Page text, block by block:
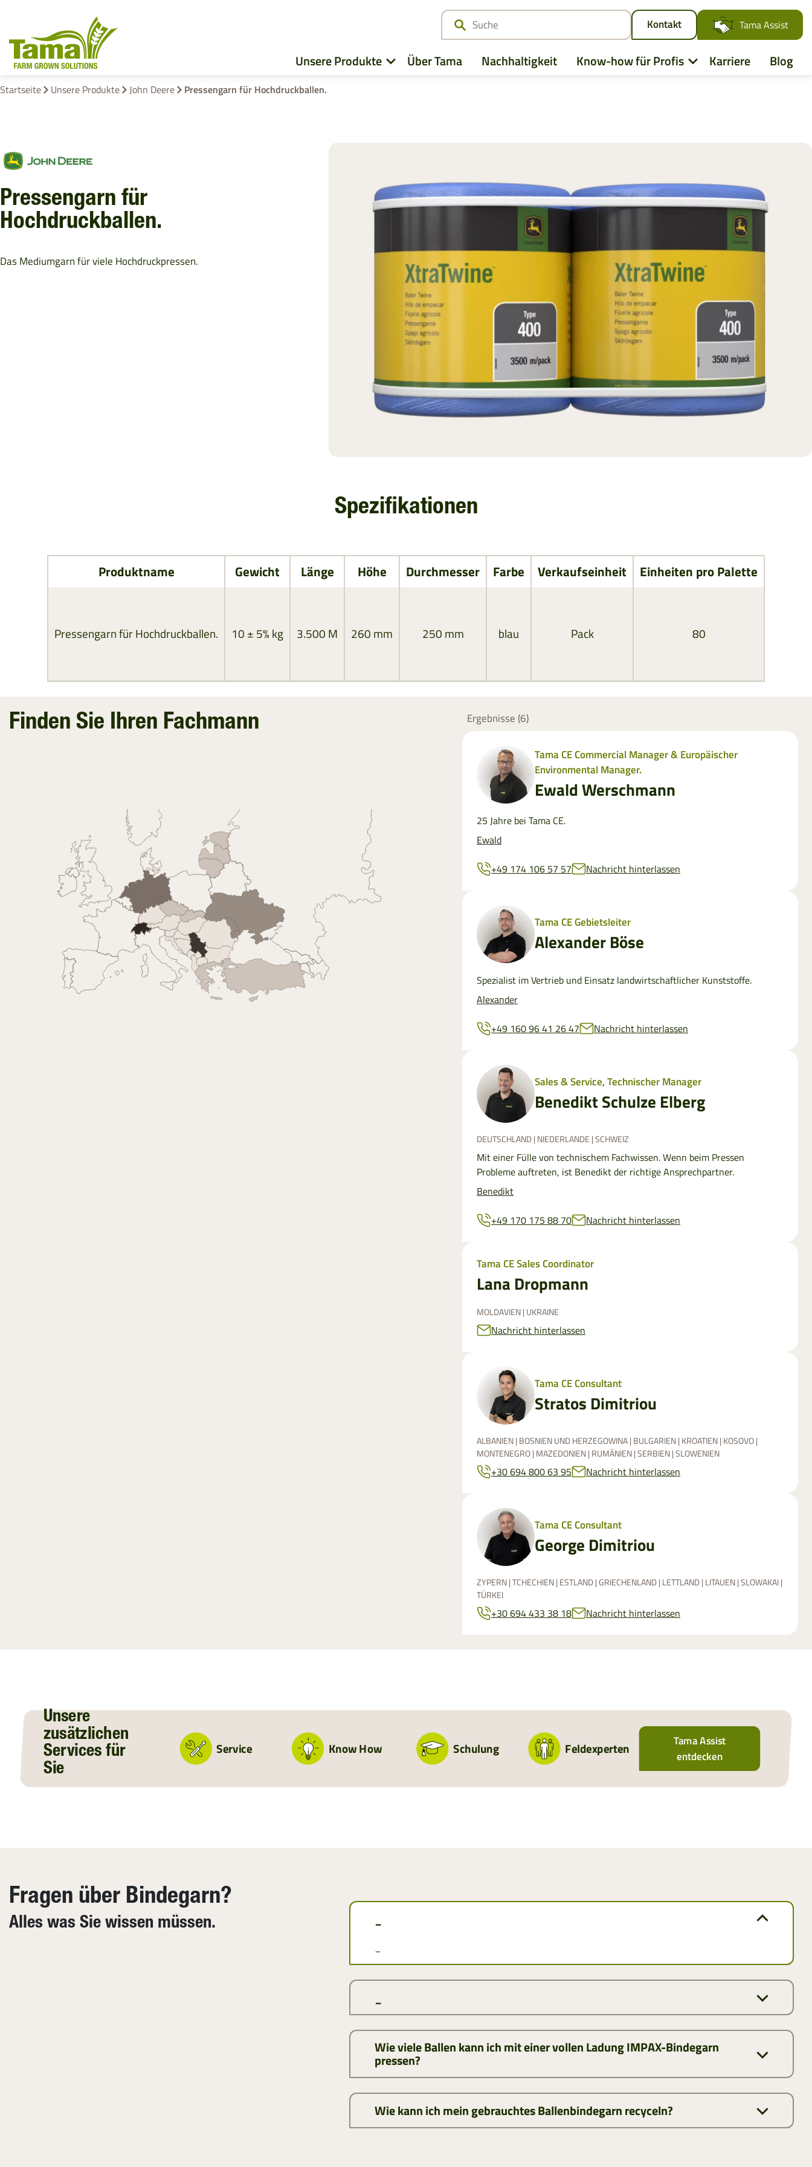
Kontakt Tama Assist
Unsere Produkte
CNH
Massey Ferguson
Über Tama Nachhaltigkeit Know-how für Profis Karriere Blog
Startseite Unsere Produkte John Deere Pressengarn für Hochdruckballen.
Pressengarn für
Hochdruckballen.
Das Mediumgarn für viele Hochdruckpressen.
Spezifikationen
Produktname Gewicht Länge Höhe Durchmesser Farbe Verkaufseinheit Einheiten pro Palette
Pressengarn für Hochdruckballen. 10 ± 5% kg 3.500 M 260 mm 250 mm blau Pack 80
Finden Sie Ihren Fachmann Ergebnisse (6)
Tama CE Commercial Manager & Europäischer
Environmental Manager.
Ewald Werschmann
25 Jahre bei Tama CE.
Ewald
+49 174 106 57 57
Nachricht hinterlassen
Tama CE Gebietsleiter
Alexander Böse
Spezialist im Vertrieb und Einsatz landwirtschaftlicher Kunststoffe.
Alexander
+49 160 96 41 26 47
Nachricht hinterlassen
Sales & Service, Technischer Manager
Benedikt Schulze Elberg
DEUTSCHLAND | NIEDERLANDE | SCHWEIZ
Mit einer Fülle von technischem Fachwissen. Wenn beim Pressen
Probleme auftreten, ist Benedikt der richtige Ansprechpartner.
Benedikt
+49 170 175 88 70
Nachricht hinterlassen
Tama CE Sales Coordinator
Lana Dropmann
MOLDAVIEN | UKRAINE
Nachricht hinterlassen
Tama CE Consultant
Stratos Dimitriou
ALBANIEN | BOSNIEN UND HERZEGOWINA | BULGARIEN | KROATIEN | KOSOVO |
MONTENEGRO | MAZEDONIEN | RUMÄNIEN | SERBIEN | SLOWENIEN
+30 694 800 63 95 Nachricht hinterlassen
Tama CE Consultant
George Dimitriou
ZYPERN | TCHECHIEN | ESTLAND | GRIECHENLAND | LETTLAND | LITAUEN | SLOWAKAI |
TÜRKEI
+30 694 433 38 18 Nachricht hinterlassen
Unsere
zusätzlichen
Services für
Sie
Service Know How Schulung Feldexperten
Tama Assist
entdecken
Fragen über Bindegarn?
Alles was Sie wissen müssen.
Wie viele Ballen kann ich mit einer vollen Ladung IMPAX-Bindegarn
pressen?
Wie kann ich mein gebrauchtes Ballenbindegarn recyceln?